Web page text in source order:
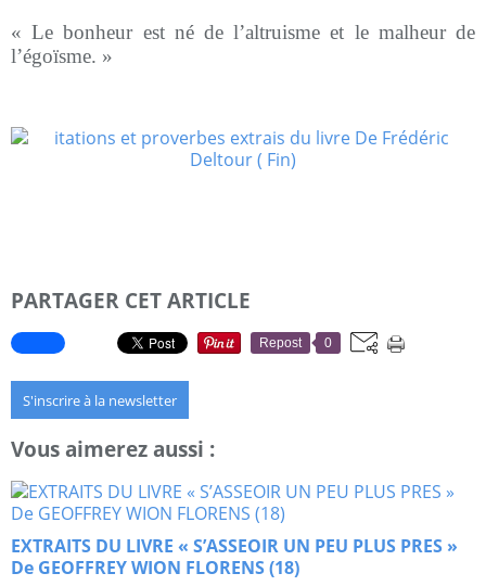
« Le bonheur est né de l’altruisme et le malheur de
l’égoïsme. »
PARTAGER CET ARTICLE
Repost 0
S'inscrire à la newsletter
Vous aimerez aussi :
EXTRAITS DU LIVRE « S’ASSEOIR UN PEU PLUS PRES »
De GEOFFREY WION FLORENS (18)